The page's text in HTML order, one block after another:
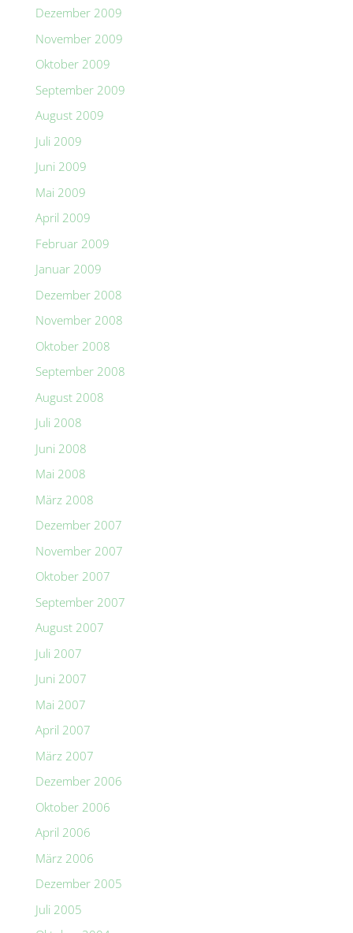
Dezember 2009
November 2009
Oktober 2009
September 2009
August 2009
Juli 2009
Juni 2009
Mai 2009
April 2009
Februar 2009
Januar 2009
Dezember 2008
November 2008
Oktober 2008
September 2008
August 2008
Juli 2008
Juni 2008
Mai 2008
März 2008
Dezember 2007
November 2007
Oktober 2007
September 2007
August 2007
Juli 2007
Juni 2007
Mai 2007
April 2007
März 2007
Dezember 2006
Oktober 2006
April 2006
März 2006
Dezember 2005
Juli 2005